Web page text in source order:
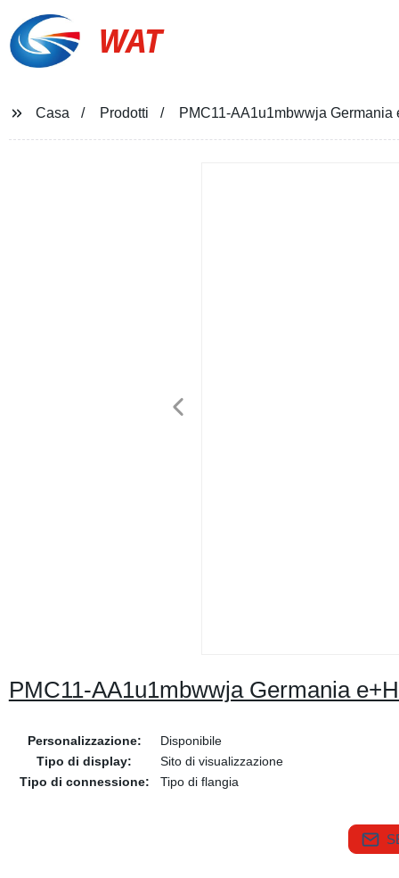
WAT
Casa Prodotti PMC11-AA1u1mbwwja
PMC11-AA1u1mbwwja Germania
Personalizzazione:
Disponibile
Tipo di display:
Sito di visualizzazione
Tipo di connessione:
Tipo di flangia